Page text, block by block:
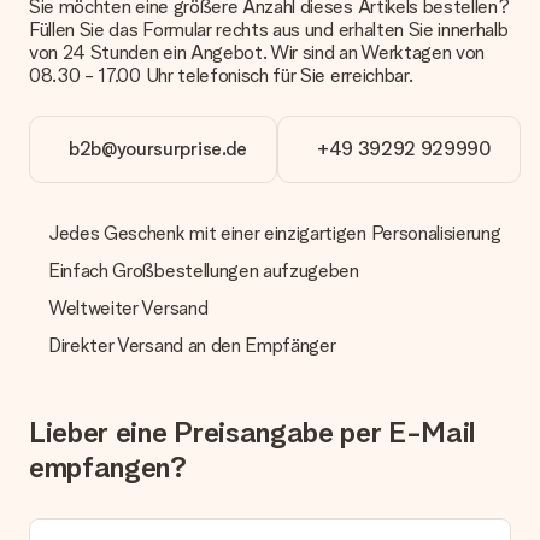
Päckchen versendet. Möchtest du wissen, ob es als Paket
oder Päckchen geliefert wird, kontaktiere bitte unseren
Kundenservice.
Wie kann ich meine Bestellung bezahlen?
Wir bieten die folgenden Zahlungsoptionen an: Vorauskasse
mit normaler Überweisung, Sofortüberweisung, Paypal,
manuellen Überweisung verlängert sich die Lieferzeit des
Geschenk empfangen
Was, wenn das Geschenk meine Erwartungen nicht
kontaktieren. Dort wird dir umgehend ein passender
Lösungsvorschlag unterbreitet.
Alle Lieferungen erfolgen ohne Rechnung und/oder
Sie möchten eine größere Anzahl dieses Artikels bestellen?
Füllen Sie das Formular rechts aus und erhalten Sie innerhalb
von 24 Stunden ein Angebot. Wir sind an Werktagen von
08.30 - 17.00 Uhr telefonisch für Sie erreichbar.
b2b@yoursurprise.de +49 39292 929990
Jedes Geschenk mit einer einzigartigen Personalisierung
Einfach Großbestellungen aufzugeben
Weltweiter Versand
Direkter Versand an den Empfänger
Lieber eine Preisangabe per E-Mail
empfangen?